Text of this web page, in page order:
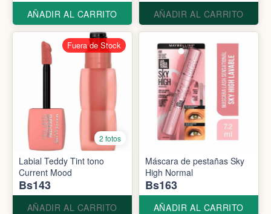
AÑADIR AL CARRITO AÑADIR AL CARRITO
2 fotos
Labial Teddy Tint tono
Current Mood
Bs143
AÑADIR AL CARRITO
Fuera de Stock
Máscara de pestañas Sky
High Normal
Bs163
AÑADIR AL CARRITO